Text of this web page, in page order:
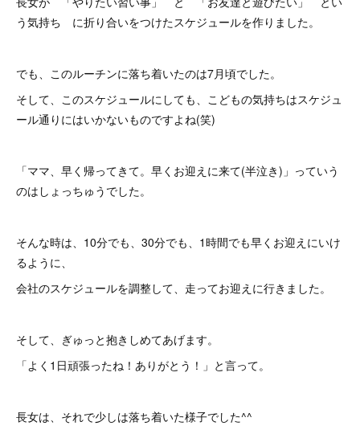
う気持ち に折り合いをつけたスケジュールを作りました。
でも、このルーチンに落ち着いたのは7月頃でした。
そして、このスケジュールにしても、こどもの気持ちはスケジュ
ール通りにはいかないものですよね(笑)
「ママ、早く帰ってきて。早くお迎えに来て(半泣き)」っていう
のはしょっちゅうでした。
そんな時は、10分でも、30分でも、1時間でも早くお迎えにいけ
るように、
会社のスケジュールを調整して、走ってお迎えに行きました。
そして、ぎゅっと抱きしめてあげます。
「よく1日頑張ったね！ありがとう！」と言って。
長女は、それで少しは落ち着いた様子でした^^